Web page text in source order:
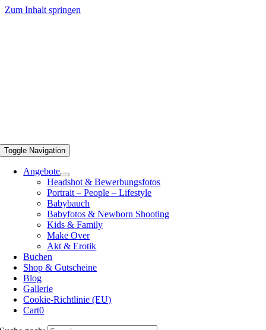
Zum Inhalt springen
Toggle Navigation
Angebote
Headshot & Bewerbungsfotos
Portrait – People – Lifestyle
Babybauch
Babyfotos & Newborn Shooting
Kids & Family
Make Over
Akt & Erotik
Buchen
Shop & Gutscheine
Blog
Gallerie
Cookie-Richtlinie (EU)
Cart0